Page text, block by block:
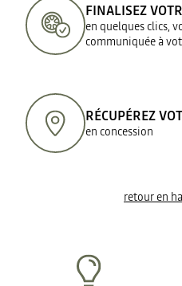
FINALISEZ
en quelques clics,
communiquée à
RÉCUPÉREZ
en concession
retour en